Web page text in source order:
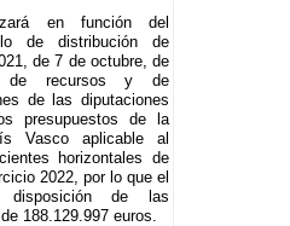
en función del
de distribución de
de 7 de octubre, de
de recursos y de
de las diputaciones
presupuestos de la
Vasco aplicable al
horizontales de
2022, por lo que el
disposición de las
188.129.997 euros.